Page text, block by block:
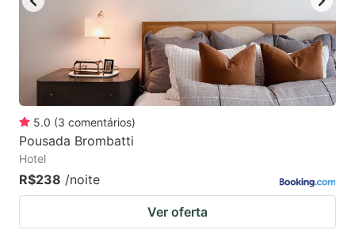
5.0 (3 comentários)
Pousada Brombatti
Hotel
R$238 /noite
Ver oferta